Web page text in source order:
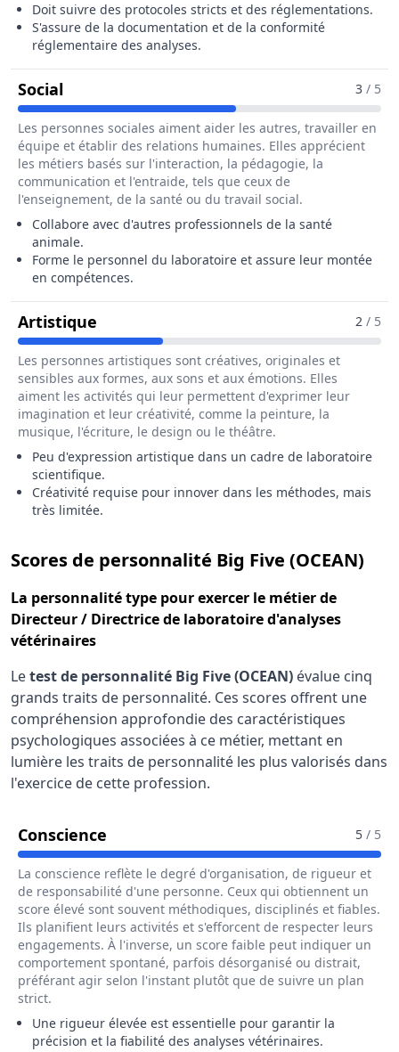
Doit suivre des protocoles stricts et des réglementations.
S'assure de la documentation et de la conformité
réglementaire des analyses.
SocialPour Le Métier De Directeur / Directrice
3 / 5
Les personnes sociales aiment aider les autres, travailler en
équipe et établir des relations humaines. Elles apprécient
les métiers basés sur l'interaction, la pédagogie, la
communication et l'entraide, tels que ceux de
l'enseignement, de la santé ou du travail social.
Collabore avec d'autres professionnels de la santé
animale.
Forme le personnel du laboratoire et assure leur montée
en compétences.
Artistique Pour Le Métier De Directeur / 2 / 5
Les personnes artistiques sont créatives, originales et
sensibles aux formes, aux sons et aux émotions. Elles
aiment les activités qui leur permettent d'exprimer leur
imagination et leur créativité, comme la peinture, la
musique, l'écriture, le design ou le théâtre.
Peu d'expression artistique dans un cadre de laboratoire
scientifique.
Créativité requise pour innover dans les méthodes, mais
très limitée.
Scores de personnalité Big Five (OCEAN)
La personnalité type pour exercer le métier de
Directeur / Directrice de laboratoire d'analyses
vétérinaires
Letest de personnalité Big Five (OCEAN) évalue cinq
grands traits de personnalité. Ces scores offrent une
compréhension approfondie des caractéristiques
psychologiques associées à ce métier, mettant en
lumière les traits de personnalité les plus valorisés dans
l'exercice de cette profession.
Conscience Pour Le Métier De Directeur / 5 / 5
La conscience reflète le degré d'organisation, de rigueur et
de responsabilité d'une personne. Ceux qui obtiennent un
score élevé sont souvent méthodiques, disciplinés et fiables.
Ils planifient leurs activités et s'efforcent de respecter leurs
engagements. À l'inverse, un score faible peut indiquer un
comportement spontané, parfois désorganisé ou distrait,
préférant agir selon l'instant plutôt que de suivre un plan
strict.
Une rigueur élevée est essentielle pour garantir la
précision et la fiabilité des analyses vétérinaires.